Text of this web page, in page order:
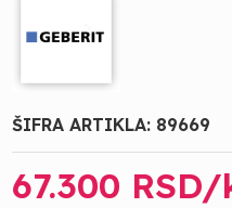
ŠIFRA ARTIKLA: 89669
67.300 RSD/